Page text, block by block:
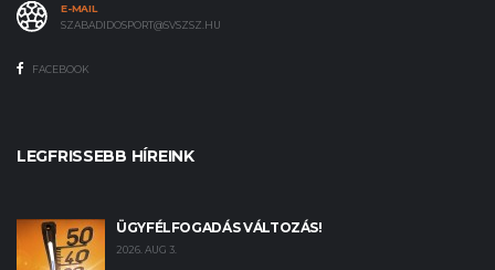
E-MAIL
SZABADIDOSPORT@SVSZSZ.HU
FACEBOOK
LEGFRISSEBB HÍREINK
ÜGYFÉLFOGADÁS VÁLTOZÁS!
2026. AUG 3.